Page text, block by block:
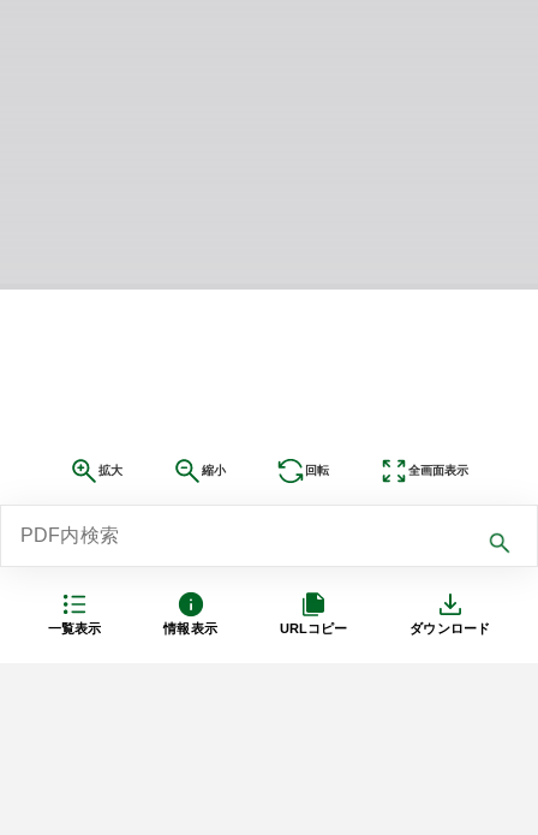
一覧表示 情報表示 URLコピー ダウンロード
拡大 縮小 回転 全画面表示